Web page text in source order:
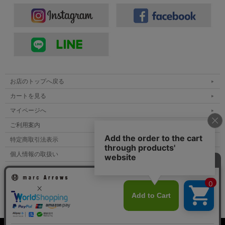
お店のトップへ戻る
カートを見る
マイページへ
ご利用案内
特定商取引法表示
個人情報の取扱い
サイトマップ
メルマガ登録
お問い合わせ